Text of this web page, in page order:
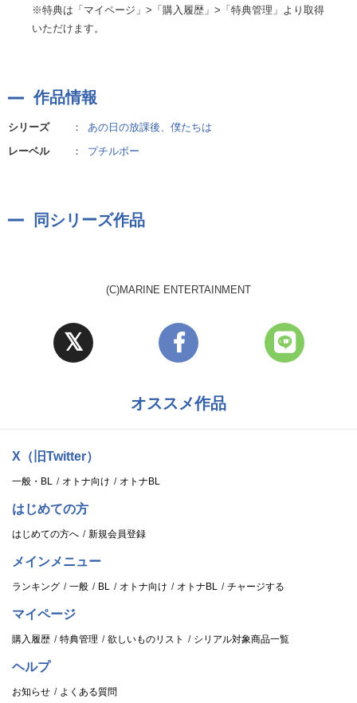
※特典は「マイページ」>「購入履歴」>「特典管理」より取得
いただけます。
作品情報
シリーズ ：
あの日の放課後、僕たちは
レーベル
： プチルボー
同シリーズ作品
(C)MARINE ENTERTAINMENT
オススメ作品
X（旧Twitter）
一般・BL オトナ向け オトナBL
はじめての方
はじめての方へ 新規会員登録
メインメニュー
ランキング 一般 BL オトナ向け オトナBL チャージする
マイページ
購入履歴 特典管理 欲しいものリスト シリアル対象商品一覧
ヘルプ
お知らせ よくある質問